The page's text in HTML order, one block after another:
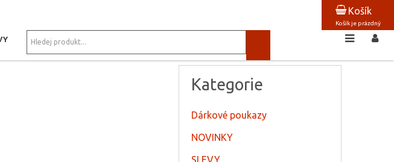
Košík
Košík je prázdný
Kategorie
Dárkové poukazy
NOVINKY
SLEVY